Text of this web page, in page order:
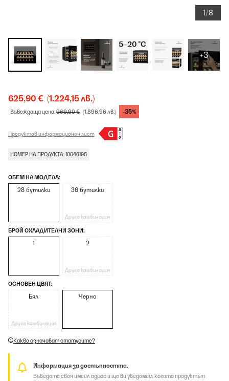
1/8
+3
625,90 € (1.224,15 лв.)
Въвеждаща цена:969,90 € (1.896,96 лв.) -35%
Продуктов информационен лист
НОМЕР НА ПРОДУКТА: 10046196
ОБЕМ НА МОДЕЛА:
28 бутилки 36 бутилки
Друга комбинация
БРОЙ ОХЛАДИТЕЛНИ ЗОНИ:
1 2
Друга комбинация
ОСНОВЕН ЦВЯТ:
Бял
Друга комбинация
Черно
Какво означават статусите?
Информация за достъпността.
Въведете своя имейл адрес и ще ви уведомим, когато продуктът